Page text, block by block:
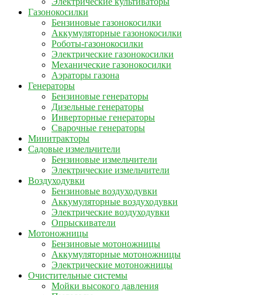
Газонокосилки
Бензиновые газонокосилки
Аккумуляторные газонокосилки
Роботы-газонокосилки
Электрические газонокосилки
Механические газонокосилки
Аэраторы газона
Генераторы
Бензиновые генераторы
Дизельные генераторы
Инверторные генераторы
Сварочные генераторы
Минитракторы
Садовые измельчители
Бензиновые измельчители
Электрические измельчители
Воздуходувки
Бензиновые воздуходувки
Аккумуляторные воздуходувки
Электрические воздуходувки
Опрыскиватели
Мотоножницы
Бензиновые мотоножницы
Аккумуляторные мотоножницы
Электрические мотоножницы
Очистительные системы
Мойки высокого давления